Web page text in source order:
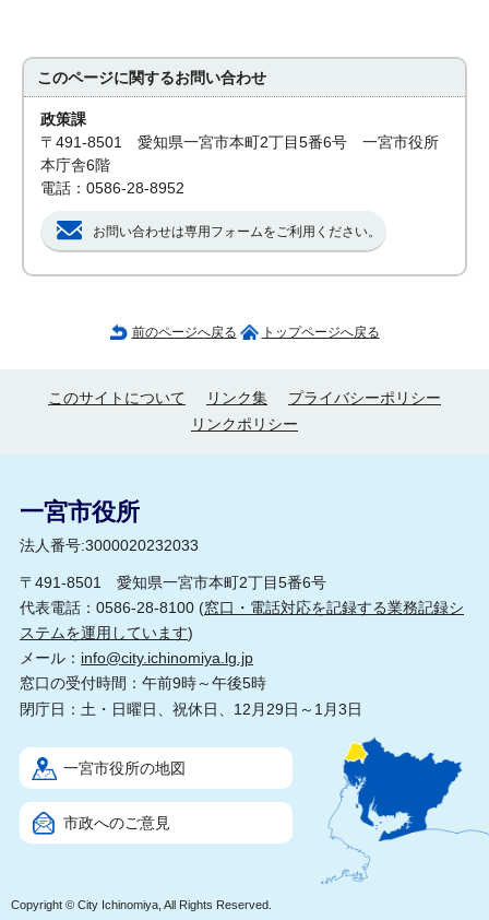
このページに関するお問い合わせ
政策課
〒491-8501 愛知県一宮市本町2丁目5番6号 一宮市役所
本庁舎6階
電話：0586-28-8952
お問い合わせは専用フォームをご利用ください。
前のページへ戻る トップページへ戻る
このサイトについて リンク集
プライバシーポリシー
リンクポリシー
一宮市役所
法人番号:3000020232033
〒491-8501 愛知県一宮市本町2丁目5番6号
代表電話：0586-28-8100 (窓口・電話対応を記録する業務記録シ
ステムを運用しています)
メール： info@city.ichinomiya.lg.jp
窓口の受付時間：午前9時～午後5時
閉庁日：土・日曜日、祝休日、12月29日～1月3日
一宮市役所の地図
市政へのご意見
Copyright © City Ichinomiya, All Rights Reserved.